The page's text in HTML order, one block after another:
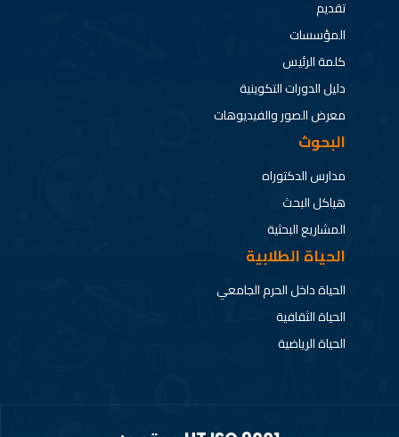
تقديم
المؤسسات
كلمة الرئيس
دليل الدورات التكوينية
معرض الصور والفيديوهات
البحوث
مدارس الدكتوراه
هياكل البحث
المشاريع البحثية
الحياة الطلابية
الحياة داخل الحرم الجامعي
الحياة الثقافية
الحياة الرياضية